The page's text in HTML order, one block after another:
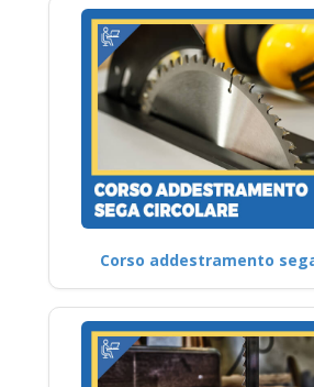
Corso addestramento